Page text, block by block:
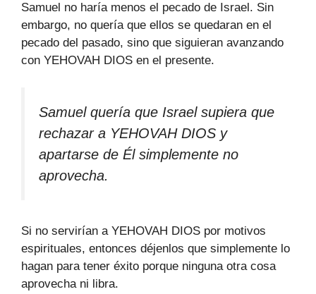
Samuel no haría menos el pecado de Israel. Sin
embargo, no quería que ellos se quedaran en el
pecado del pasado, sino que siguieran avanzando
con YEHOVAH DIOS en el presente.
Samuel quería que Israel supiera que
rechazar a YEHOVAH DIOS y
apartarse de Él simplemente no
aprovecha.
Si no servirían a YEHOVAH DIOS por motivos
espirituales, entonces déjenlos que simplemente lo
hagan para tener éxito porque ninguna otra cosa
aprovecha ni libra.